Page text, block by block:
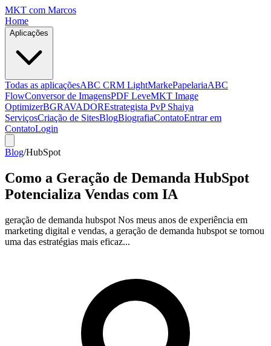
MKT com Marcos
Home
Aplicações
Todas as aplicaçõesABC CRM LightMarkePapelariaABC
FlowConversor de ImagensPDF LeveMKT Image
OptimizerBGRAVADOREstrategista PvP Shaiya
ServiçosCriação de SitesBlogBiografiaContatoEntrar em
ContatoLogin
Blog/HubSpot
Como a Geração de Demanda HubSpot
Potencializa Vendas com IA
geração de demanda hubspot Nos meus anos de experiência em
marketing digital e vendas, a geração de demanda hubspot se tornou
uma das estratégias mais eficaz...